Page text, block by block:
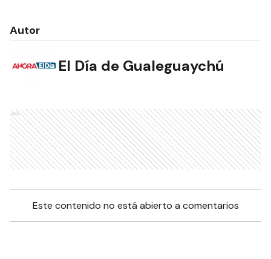
Autor
El Día de Gualeguaychú
Ads
Este contenido no está abierto a comentarios